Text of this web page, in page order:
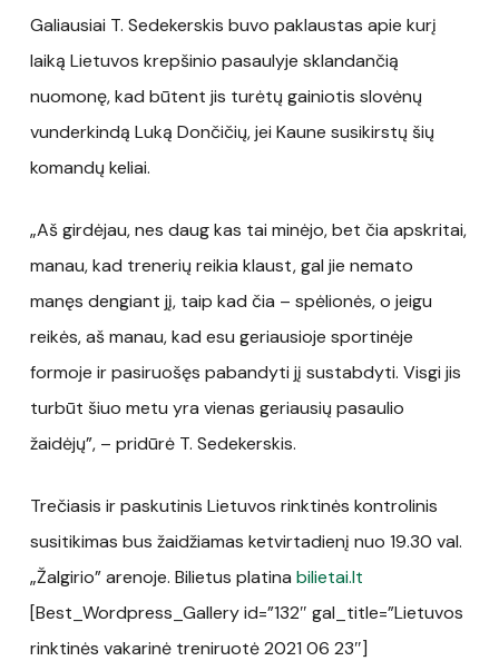
Galiausiai T. Sedekerskis buvo paklaustas apie kurį
laiką Lietuvos krepšinio pasaulyje sklandančią
nuomonę, kad būtent jis turėtų gainiotis slovėnų
vunderkindą Luką Dončičių, jei Kaune susikirstų šių
komandų keliai.
„Aš girdėjau, nes daug kas tai minėjo, bet čia apskritai,
manau, kad trenerių reikia klaust, gal jie nemato
manęs dengiant jį, taip kad čia – spėlionės, o jeigu
reikės, aš manau, kad esu geriausioje sportinėje
formoje ir pasiruošęs pabandyti jį sustabdyti. Visgi jis
turbūt šiuo metu yra vienas geriausių pasaulio
žaidėjų”, – pridūrė T. Sedekerskis.
Trečiasis ir paskutinis Lietuvos rinktinės kontrolinis
susitikimas bus žaidžiamas ketvirtadienį nuo 19.30 val.
„Žalgirio” arenoje. Bilietus platina bilietai.lt
[Best_Wordpress_Gallery id=”132″ gal_title=”Lietuvos
rinktinės vakarinė treniruotė 2021 06 23″]